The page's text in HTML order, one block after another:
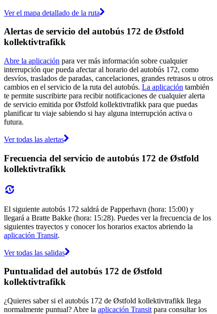
Ver el mapa detallado de la ruta
Alertas de servicio del autobús 172 de Østfold
kollektivtrafikk
Abre la aplicación para ver más información sobre cualquier
interrupción que pueda afectar al horario del autobús 172, como
desvíos, traslados de paradas, cancelaciones, grandes retrasos u otros
cambios en el servicio de la ruta del autobús. La aplicación también
te permite suscribirte para recibir notificaciones de cualquier alerta
de servicio emitida por Østfold kollektivtrafikk para que puedas
planificar tu viaje sabiendo si hay alguna interrupción activa o
futura.
Ver todas las alertas
Frecuencia del servicio de autobús 172 de Østfold
kollektivtrafikk
El siguiente autobús 172 saldrá de Papperhavn (hora: 15:00) y
llegará a Bratte Bakke (hora: 15:28). Puedes ver la frecuencia de los
siguientes trayectos y conocer los horarios exactos abriendo la
aplicación Transit.
Ver todas las salidas
Puntualidad del autobús 172 de Østfold
kollektivtrafikk
¿Quieres saber si el autobús 172 de Østfold kollektivtrafikk llega
normalmente puntual? Abre la aplicación Transit para consultar los